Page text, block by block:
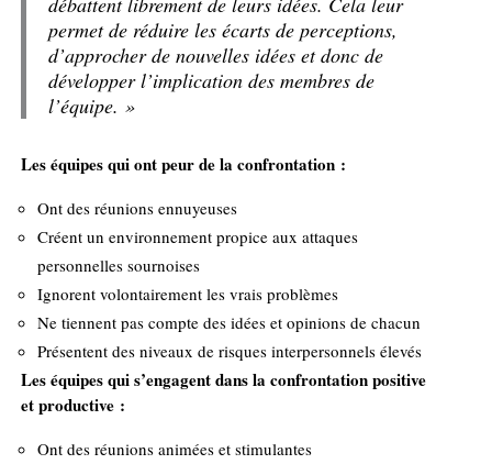
permet de réduire les écarts de perceptions,
d’approcher de nouvelles idées et donc de
développer l’implication des membres de
l’équipe. »
Les équipes qui ont peur de la confrontation :
Ont des réunions ennuyeuses
Créent un environnement propice aux attaques
personnelles sournoises
Ignorent volontairement les vrais problèmes
Ne tiennent pas compte des idées et opinions de chacun
Présentent des niveaux de risques interpersonnels élevés
Les équipes qui s’engagent dans la confrontation positive
et productive :
Ont des réunions animées et stimulantes